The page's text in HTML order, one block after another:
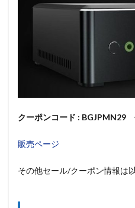
クーポンコード : BGJPMN29
販売ページ
その他セール/クーポン情報は